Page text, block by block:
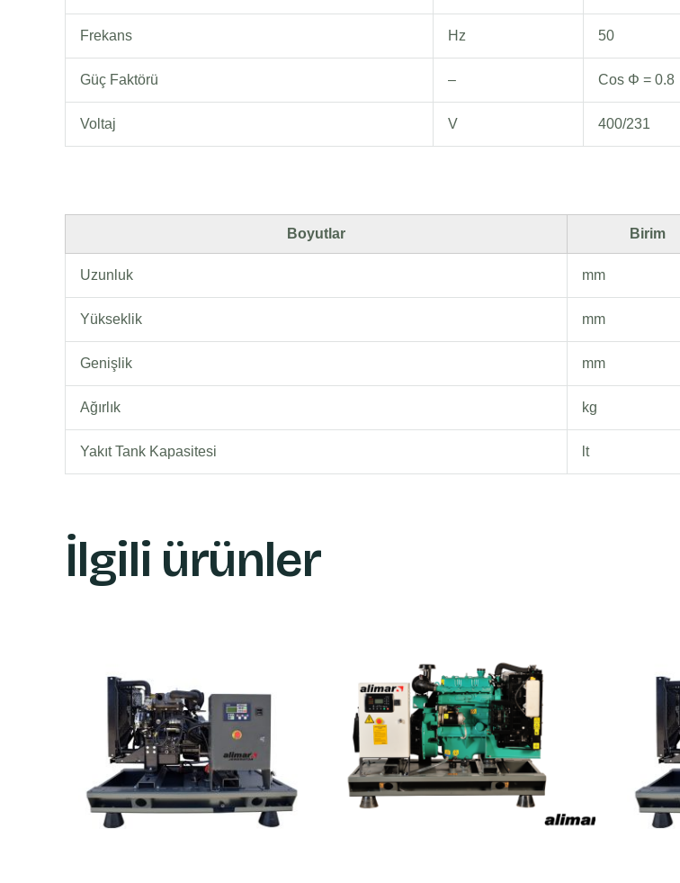
Frekans Hz 50
Güç Faktörü – Cos Φ = 0.8
Voltaj V 400/231
Boyutlar Birim
Uzunluk mm
Yükseklik mm
Genişlik mm
Ağırlık kg
Yakıt Tank Kapasitesi lt
İlgili ürünler